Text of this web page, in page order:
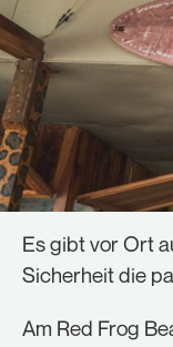
Es gibt vor Ort
Sicherheit die
Am Red Frog